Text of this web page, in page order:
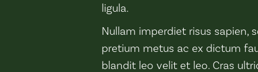
ligula.
Nullam imperdiet risus sapien,
pretium metus ac ex dictum
blandit leo velit et leo. Cras